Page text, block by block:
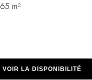
65 m²
VOIR LA DISPONIBILITÉ